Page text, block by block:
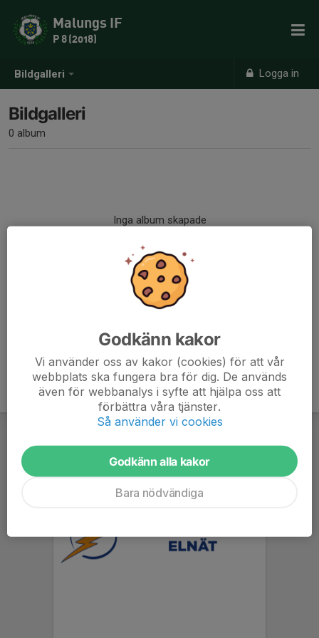
Bildgalleri Logga in
Malungs IF
P 8 (2018)
Bildgalleri
0 album
Inga album skapade
Godkänn kakor
Vi använder oss av kakor (cookies) för att vår
webbplats ska fungera bra för dig. De används
även för webbanalys i syfte att hjälpa oss att
förbättra våra tjänster.
Så använder vi cookies
Godkänn alla kakor
Bara nödvändiga